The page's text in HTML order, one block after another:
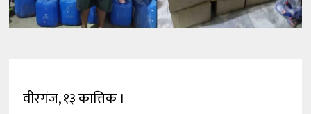
वीरगंज, १३ कात्तिक ।